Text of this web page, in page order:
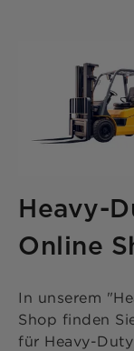
Heavy-
Online
In unserem
Shop finden
für Heavy-